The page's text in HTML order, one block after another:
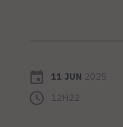
11 JUN 2025
12H22